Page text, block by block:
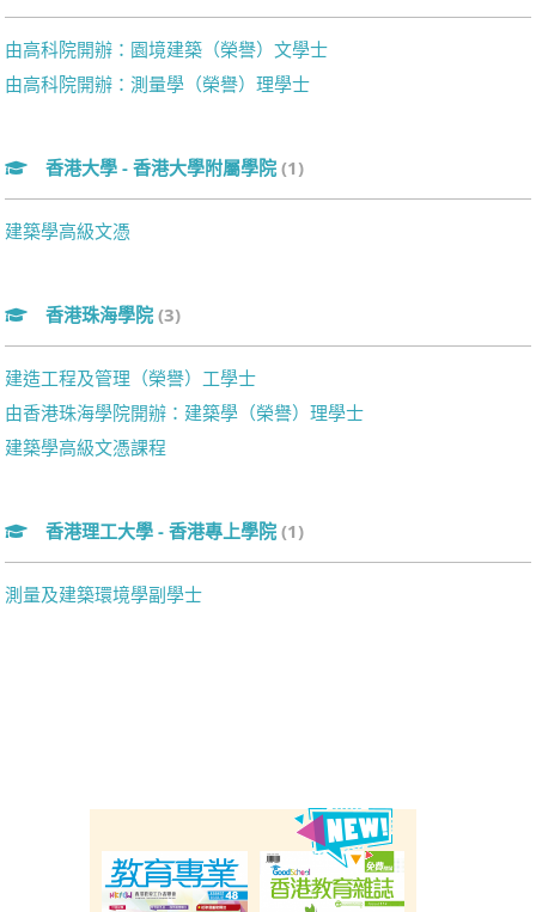
由高科院開辦：園境建築（榮譽）文學士
由高科院開辦：測量學（榮譽）理學士
香港大學 - 香港大學附屬學院 (1)
建築學高級文憑
香港珠海學院 (3)
建造工程及管理（榮譽）工學士
由香港珠海學院開辦：建築學（榮譽）理學士
建築學高級文憑課程
香港理工大學 - 香港專上學院 (1)
測量及建築環境學副學士